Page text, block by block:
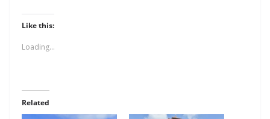
Like this:
Loading...
Related